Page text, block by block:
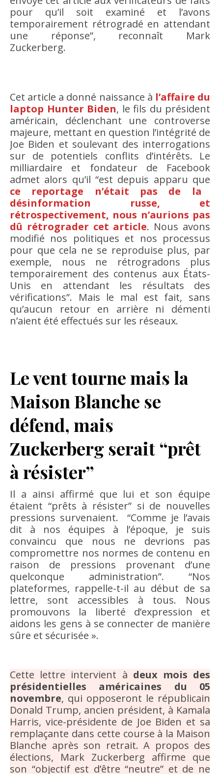
pour qu’il soit examiné et l’avons
temporairement rétrogradé en attendant
une réponse”, reconnaît Mark
Zuckerberg.
Cet article a donné naissance à l’affaire du
laptop Hunter Biden, le fils du président
américain, déclenchant une controverse
majeure, mettant en question l’intégrité de
Joe Biden et soulevant des interrogations
sur de potentiels conflits d’intérêts. Le
milliardaire et fondateur de Facebook
admet alors qu’il “est depuis apparu que
ce reportage n’était pas de la
désinformation russe, et
rétrospectivement, nous n’aurions pas
dû rétrograder cet article. Nous avons
modifié nos politiques et nos processus
pour que cela ne se reproduise plus, par
exemple, nous ne rétrogradons plus
temporairement des contenus aux États-
Unis en attendant les résultats des
vérifications”. Mais le mal est fait, sans
qu’aucun retour en arrière ni démenti
n’aient été effectués sur les réseaux.
Le vent tourne mais la
Maison Blanche se
défend, mais
Zuckerberg serait “prêt
à résister”
Il a ainsi affirmé que lui et son équipe
étaient “prêts à résister” si de nouvelles
pressions survenaient. “Comme je l’avais
dit à nos équipes à l’époque, je suis
convaincu que nous ne devrions pas
compromettre nos normes de contenu en
raison de pressions provenant d’une
quelconque administration”. “Nos
plateformes, rappelle-t-il au début de sa
lettre, sont accessibles à tous. Nous
promouvons la liberté d’expression et
aidons les gens à se connecter de manière
sûre et sécurisée ».
Cette lettre intervient à deux mois des
présidentielles américaines du 05
novembre, qui opposeront le républicain
Donald Trump, ancien président, à Kamala
Harris, vice-présidente de Joe Biden et sa
remplaçante dans cette course à la Maison
Blanche après son retrait. A propos des
élections, Mark Zuckerberg affirme que
son “objectif est d’être “neutre” et de ne